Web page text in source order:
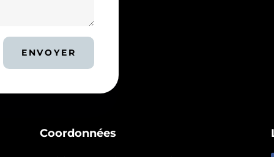
ENVOYER
Coordonnées